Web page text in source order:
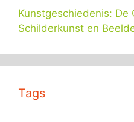
Kunstgeschiedenis: De
Schilderkunst en
Tags